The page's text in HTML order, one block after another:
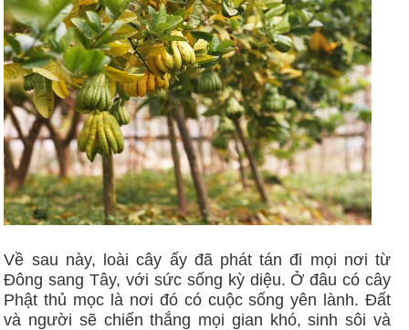
Về sau này, loài cây ấy đã phát tán đi mọi nơi từ
Đông sang Tây, với sức sống kỳ diệu. Ở đâu có cây
Phật thủ mọc là nơi đó có cuộc sống yên lành. Đất
và người sẽ chiến thắng mọi gian khó, sinh sôi và